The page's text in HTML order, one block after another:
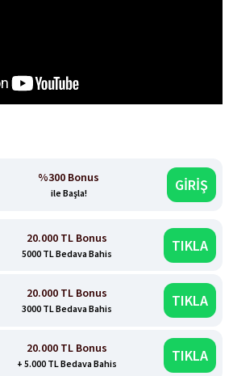
%300 Bonus
ile Başla! GİRİŞ
20.000 TL Bonus
5000 TL Bedava Bahis TIKLA
20.000 TL Bonus
3000 TL Bedava Bahis TIKLA
20.000 TL Bonus
+ 5.000 TL Bedava Bahis TIKLA